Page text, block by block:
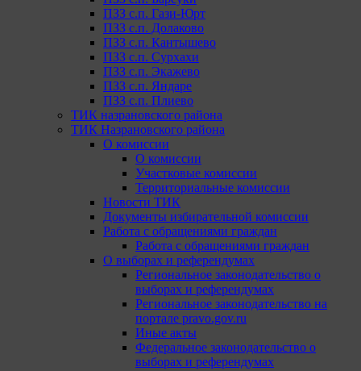
ПЗЗ с.п. Гази-Юрт
ПЗЗ с.п. Долаково
ПЗЗ с.п. Кантышево
ПЗЗ с.п. Сурхахи
ПЗЗ с.п. Экажево
ПЗЗ с.п. Яндаре
ПЗЗ с.п. Плиево
ТИК назрановского района
ТИК Назрановского района
О комиссии
О комиссии
Участковые комиссии
Территориальные комиссии
Новости ТИК
Документы избирательной комиссии
Работа с обращениями граждан
Работа с обращениями граждан
О выборах и референдумах
Региональное законодательство о
выборах и референдумах
Региональное законодательство на
портале pravo.gov.ru
Иные акты
Федеральное законодательство о
выборах и референдумах